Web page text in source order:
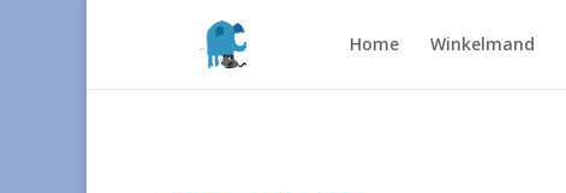
Home Winkelmand